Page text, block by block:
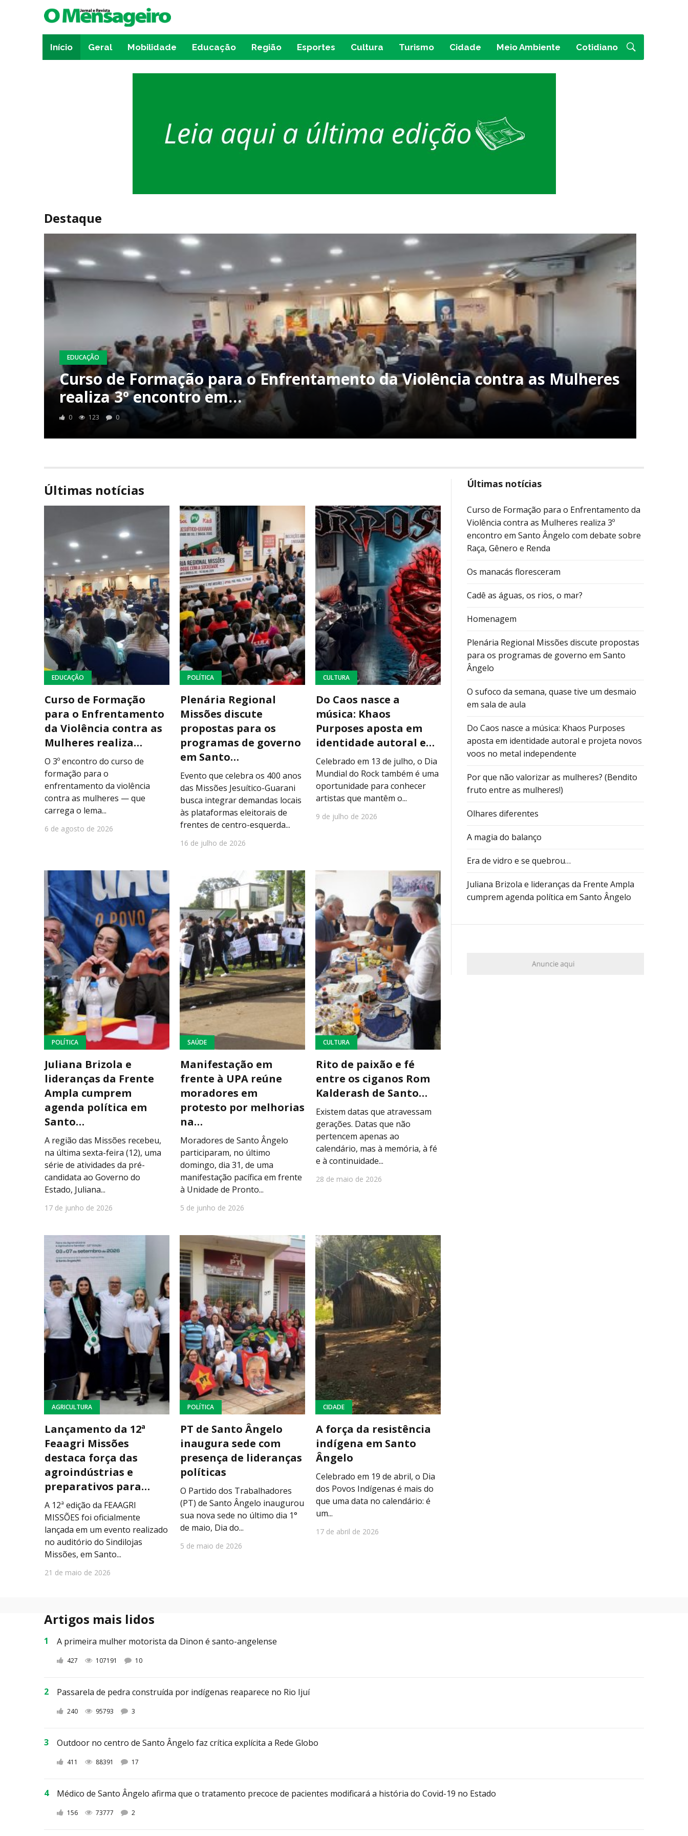
Início Geral Mobilidade Educação Região Esportes Cultura Turismo Cidade Meio Ambiente Cotidiano
Destaque
EDUCAÇÃO
Curso de Formação para o Enfrentamento da Violência contra as Mulheres
realiza 3º encontro em…
0 123 0
Últimas notícias
EDUCAÇÃO
Curso de Formação
para o Enfrentamento
da Violência contra as
Mulheres realiza…
O 3º encontro do curso de
formação para o
enfrentamento da violência
contra as mulheres — que
carrega o lema...
6 de agosto de 2026
POLÍTICA
Plenária Regional
Missões discute
propostas para os
programas de governo
em Santo…
Evento que celebra os 400 anos
das Missões Jesuítico-Guarani
busca integrar demandas locais
às plataformas eleitorais de
frentes de centro-esquerda...
16 de julho de 2026
CULTURA
Do Caos nasce a
música: Khaos
Purposes aposta em
identidade autoral e…
Celebrado em 13 de julho, o Dia
Mundial do Rock também é uma
oportunidade para conhecer
artistas que mantêm o...
9 de julho de 2026
POLÍTICA
Juliana Brizola e
lideranças da Frente
Ampla cumprem
agenda política em
Santo…
A região das Missões recebeu,
na última sexta-feira (12), uma
série de atividades da pré-
candidata ao Governo do
Estado, Juliana...
17 de junho de 2026
SAÚDE
Manifestação em
frente à UPA reúne
moradores em
protesto por melhorias
na…
Moradores de Santo Ângelo
participaram, no último
domingo, dia 31, de uma
manifestação pacífica em frente
à Unidade de Pronto...
5 de junho de 2026
CULTURA
Rito de paixão e fé
entre os ciganos Rom
Kalderash de Santo…
Existem datas que atravessam
gerações. Datas que não
pertencem apenas ao
calendário, mas à memória, à fé
e à continuidade...
28 de maio de 2026
AGRICULTURA
Lançamento da 12ª
Feaagri Missões
destaca força das
agroindústrias e
preparativos para…
A 12ª edição da FEAAGRI
MISSÕES foi oficialmente
lançada em um evento realizado
no auditório do Sindilojas
Missões, em Santo...
21 de maio de 2026
POLÍTICA
PT de Santo Ângelo
inaugura sede com
presença de lideranças
políticas
O Partido dos Trabalhadores
(PT) de Santo Ângelo inaugurou
sua nova sede no último dia 1°
de maio, Dia do...
5 de maio de 2026
CIDADE
A força da resistência
indígena em Santo
Ângelo
Celebrado em 19 de abril, o Dia
dos Povos Indígenas é mais do
que uma data no calendário: é
um...
17 de abril de 2026
Últimas notícias
Curso de Formação para o Enfrentamento da
Violência contra as Mulheres realiza 3º
encontro em Santo Ângelo com debate sobre
Raça, Gênero e Renda
Os manacás floresceram
Cadê as águas, os rios, o mar?
Homenagem
Plenária Regional Missões discute propostas
para os programas de governo em Santo
Ângelo
O sufoco da semana, quase tive um desmaio
em sala de aula
Do Caos nasce a música: Khaos Purposes
aposta em identidade autoral e projeta novos
voos no metal independente
Por que não valorizar as mulheres? (Bendito
fruto entre as mulheres!)
Olhares diferentes
A magia do balanço
Era de vidro e se quebrou…
Juliana Brizola e lideranças da Frente Ampla
cumprem agenda política em Santo Ângelo
Artigos mais lidos
A primeira mulher motorista da Dinon é santo-angelense
427 107191 10
Passarela de pedra construída por indígenas reaparece no Rio Ijuí
240 95793 3
Outdoor no centro de Santo Ângelo faz crítica explícita a Rede Globo
411 88391 17
Médico de Santo Ângelo afirma que o tratamento precoce de pacientes modificará a história do Covid-19 no Estado
156 73777 2